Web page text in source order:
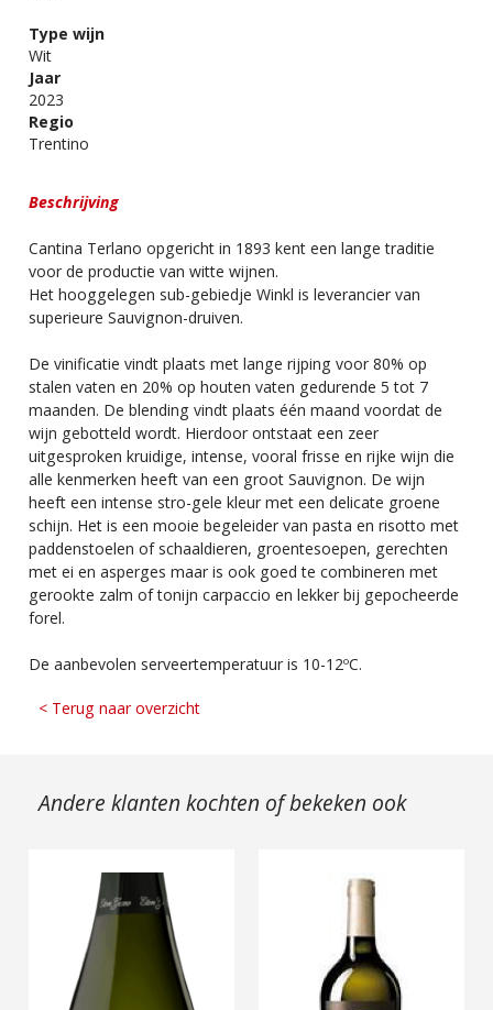
Type wijn
Wit
Jaar
2023
Regio
Trentino
Beschrijving
Cantina Terlano opgericht in 1893 kent een lange traditie
voor de productie van witte wijnen.
Het hooggelegen sub-gebiedje Winkl is leverancier van
superieure Sauvignon-druiven.
De vinificatie vindt plaats met lange rijping voor 80% op
stalen vaten en 20% op houten vaten gedurende 5 tot 7
maanden. De blending vindt plaats één maand voordat de
wijn gebotteld wordt. Hierdoor ontstaat een zeer
uitgesproken kruidige, intense, vooral frisse en rijke wijn die
alle kenmerken heeft van een groot Sauvignon. De wijn
heeft een intense stro-gele kleur met een delicate groene
schijn. Het is een mooie begeleider van pasta en risotto met
paddenstoelen of schaaldieren, groentesoepen, gerechten
met ei en asperges maar is ook goed te combineren met
gerookte zalm of tonijn carpaccio en lekker bij gepocheerde
forel.
De aanbevolen serveertemperatuur is 10-12ºC.
< Terug naar overzicht
Andere klanten kochten of bekeken ook